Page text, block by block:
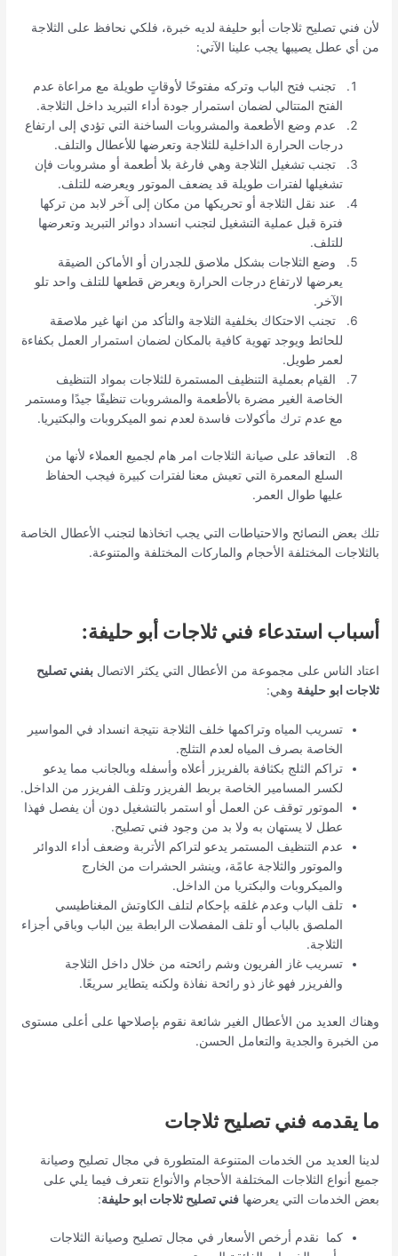
لأن فني تصليح ثلاجات أبو حليفة لديه خبرة، فلكي نحافظ على الثلاجة
من أي عطل يصيبها يجب علينا الآتي:
تجنب فتح الباب وتركه مفتوحًا لأوقاتٍ طويلة مع مراعاة عدم
الفتح المتتالي لضمان استمرار جودة أداء التبريد داخل الثلاجة.
عدم وضع الأطعمة والمشروبات الساخنة التي تؤدي إلى ارتفاع
درجات الحرارة الداخلية للثلاجة وتعرضها للأعطال والتلف.
تجنب تشغيل الثلاجة وهي فارغة بلا أطعمة أو مشروبات فإن
تشغيلها لفترات طويلة قد يضعف الموتور ويعرضه للتلف.
عند نقل الثلاجة أو تحريكها من مكان إلى آخر لابد من تركها
فترة قبل عملية التشغيل لتجنب انسداد دوائر التبريد وتعرضها
للتلف.
وضع الثلاجات بشكل ملاصق للجدران أو الأماكن الضيقة
يعرضها لارتفاع درجات الحرارة ويعرض قطعها للتلف واحد تلو
الآخر.
تجنب الاحتكاك بخلفية الثلاجة والتأكد من انها غير ملاصقة
للحائط ويوجد تهوية كافية بالمكان لضمان استمرار العمل بكفاءة
لعمر طويل.
القيام بعملية التنظيف المستمرة للثلاجات بمواد التنظيف
الخاصة الغير مضرة بالأطعمة والمشروبات تنظيفًا جيدًا ومستمر
مع عدم ترك مأكولات فاسدة لعدم نمو الميكروبات والبكتيريا.
التعاقد على صيانة الثلاجات امر هام لجميع العملاء لأنها من
السلع المعمرة التي تعيش معنا لفترات كبيرة فيجب الحفاظ
عليها طوال العمر.
تلك بعض النصائح والاحتياطات التي يجب اتخاذها لتجنب الأعطال الخاصة
بالثلاجات المختلفة الأحجام والماركات المختلفة والمتنوعة.
أسباب استدعاء فني ثلاجات أبو حليفة:
اعتاد الناس على مجموعة من الأعطال التي يكثر الاتصالبفني تصليح
ثلاجات ابو حليفة وهي:
تسريب المياه وتراكمها خلف الثلاجة نتيجة انسداد في المواسير
الخاصة بصرف المياه لعدم التثلج.
تراكم الثلج بكثافة بالفريزر أعلاه وأسفله وبالجانب مما يدعو
لكسر المسامير الخاصة بربط الفريزر وتلف الفريزر من الداخل.
الموتور توقف عن العمل أو استمر بالتشغيل دون أن يفصل فهذا
عطل لا يستهان به ولا بد من وجود فني تصليح.
عدم التنظيف المستمر يدعو لتراكم الأتربة وضعف أداء الدوائر
والموتور والثلاجة عامًة، وينشر الحشرات من الخارج
والميكروبات والبكتريا من الداخل.
تلف الباب وعدم غلقه بإحكام لتلف الكاوتش المغناطيسي
الملصق بالباب أو تلف المفصلات الرابطة بين الباب وباقي أجزاء
الثلاجة.
تسريب غاز الفريون وشم رائحته من خلال داخل الثلاجة
والفريزر فهو غاز ذو رائحة نفاذة ولكنه يتطاير سريعًا.
وهناك العديد من الأعطال الغير شائعة نقوم بإصلاحها على أعلى مستوى
من الخبرة والجدية والتعامل الحسن.
ما يقدمه فني تصليح ثلاجات
لدينا العديد من الخدمات المتنوعة المتطورة في مجال تصليح وصيانة
جميع أنواع الثلاجات المختلفة الأحجام والأنواع نتعرف فيما يلي على
بعض الخدمات التي يعرضهافني تصليح ثلاجات ابو حليفة:
كما نقدم أرخص الأسعار في مجال تصليح وصيانة الثلاجات